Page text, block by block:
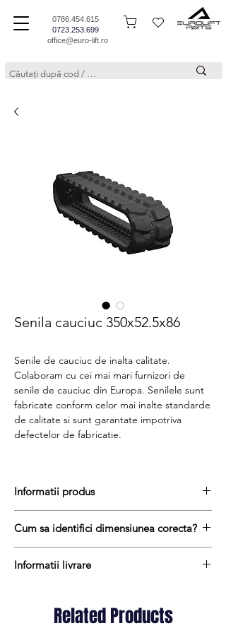
0786.454.615
0723.253.699
office@euro-lift.ro
Senila cauciuc 350x52.5x86
Senile de cauciuc de inalta calitate.
Colaboram cu cei mai mari furnizori de
senile de cauciuc din Europa. Senilele sunt
fabricate conform celor mai inalte standarde
de calitate si sunt garantate impotriva
defectelor de fabricatie.
Informatii produs
un amestec de cauciuc natural si cauciuc
sintetic cu adaos de substante chimice anti-
abrazive pentru a reduce rata de uzura prin
In interiorul sinelor de cauciuc gasim un
miez format din cabluri de otel de
Cum sa identifici dimensiunea corecta?
cauciuc, urmati acesti trei pasi simpli:
masurati distanta dintre centrul dintelui
si centrul urmatorului dinte = a doua
Informatii livrare
cauciuc variaza intre 1 si 10 zile lucratoare.
Transportul este gratuit oriunde in Romania
Related Products